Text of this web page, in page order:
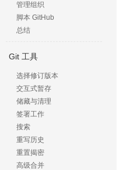
管理组织
脚本 GitHub
总结
Git 工具
选择修订版本
交互式暂存
储藏与清理
签署工作
搜索
重写历史
重置揭密
高级合并